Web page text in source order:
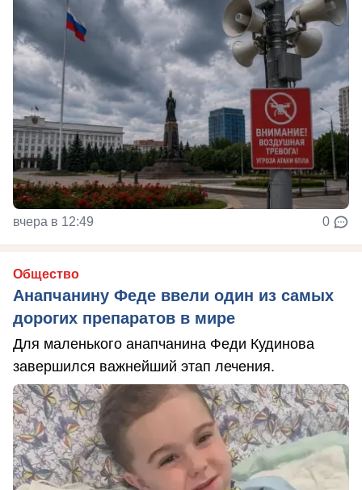
вчера в 12:49 0
Общество
Анапчанину Феде ввели один из самых
дорогих препаратов в мире
Для маленького анапчанина Феди Кудинова
завершился важнейший этап лечения.